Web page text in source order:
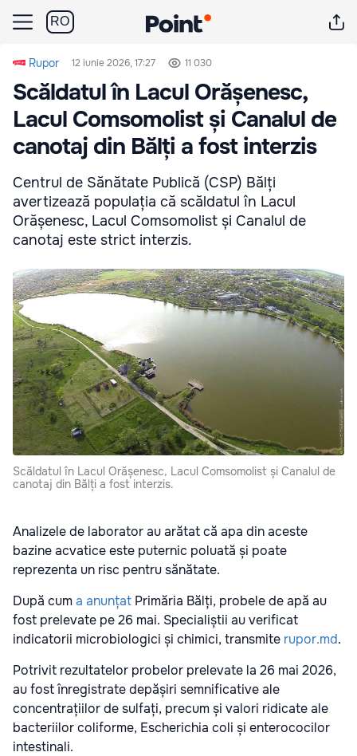
RO
Rupor 12 iunie 2026, 17:27 11 030
Scăldatul în Lacul Orășenesc,
Lacul Comsomolist și Canalul de
canotaj din Bălți a fost interzis
Centrul de Sănătate Publică (CSP) Bălți
avertizează populația că scăldatul în Lacul
Orășenesc, Lacul Comsomolist și Canalul de
canotaj este strict interzis.
Scăldatul în Lacul Orășenesc, Lacul Comsomolist și Canalul de
canotaj din Bălți a fost interzis.
Analizele de laborator au arătat că apa din aceste
bazine acvatice este puternic poluată și poate
reprezenta un risc pentru sănătate.
După cuma anunțat Primăria Bălți, probele de apă au
fost prelevate pe 26 mai. Specialiștii au verificat
indicatorii microbiologici și chimici, transmite rupor.md.
Potrivit rezultatelor probelor prelevate la 26 mai 2026,
au fost înregistrate depășiri semnificative ale
concentrațiilor de sulfați, precum și valori ridicate ale
bacteriilor coliforme, Escherichia coli și enterococilor
intestinali.